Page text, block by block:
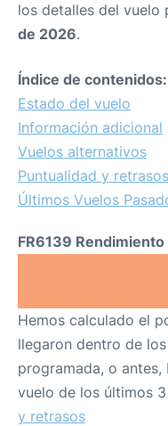
los detalles del vuelo
de 2026.
Índice de contenidos:
Estado del vuelo
Información adicional
Vuelos alternativos
Puntualidad y retrasos
Últimos Vuelos
FR6139
Hemos calculado el
llegaron dentro de
programada, o
vuelo de los últimos 3
y retrasos